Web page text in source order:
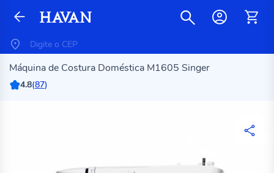
Máquina de Costura Doméstica M1605 Singer
4.8(87)